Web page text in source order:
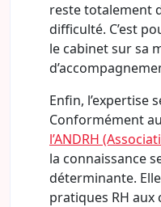
reste totalement
difficulté. C’est
le cabinet sur sa
Enfin, l’expertise
Conformément
l’ANDRH
la connaissance
déterminante.
pratiques RH